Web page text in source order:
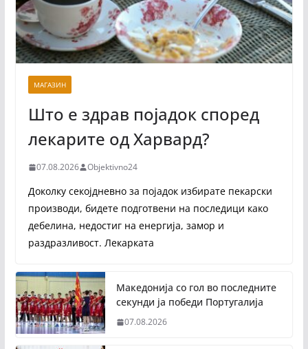
МАГАЗИН
Што е здрав појадок според
лекарите од Харвард?
07.08.2026 Objektivno24
Доколку секојдневно за појадок избирате пекарски
производи, бидете подготвени на последици како
дебелина, недостиг на енергија, замор и
раздразливост. Лекарката
Македонија со гол во последните
секунди ја победи Португалија
07.08.2026